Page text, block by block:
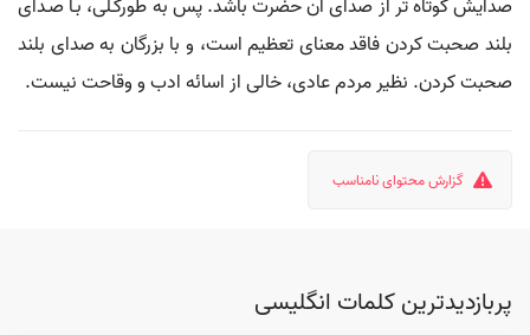
صدايش كوتاه تر از صداى آن حضرت باشد. پس به طوركـلى، بـا صـداى
بلند صحبت كردن فاقد معناى تعظيم است، و با بزرگان به صداى بلند
صحبت كردن. نظير مردم عادى، خالى از اسائه ادب و وقاحت نيست.
گزارش محتوای نامناسب
پربازدیدترین کلمات انگلیسی